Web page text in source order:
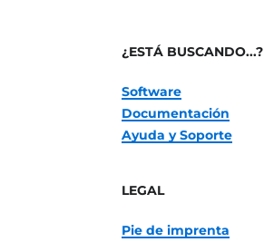
¿ESTÁ BUSCANDO...?
Software
Documentación
Ayuda y Soporte
LEGAL
Pie de imprenta